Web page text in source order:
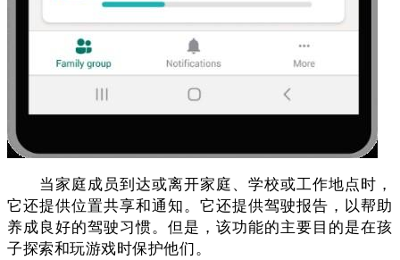
当家庭成员到达或离开家庭、学校或工作地点时，
它还提供位置共享和通知。它还提供驾驶报告，以帮助
养成良好的驾驶习惯。但是，该功能的主要目的是在孩
子探索和玩游戏时保护他们。